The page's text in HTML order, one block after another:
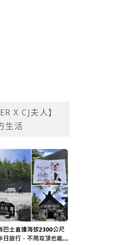
X CJ夫人】
生活